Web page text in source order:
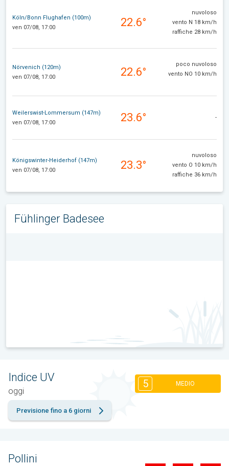
Köln/Bonn Flughafen (100m)
ven 07/08, 17:00
22.6°
nuvoloso
vento N 18 km/h
raffiche 28 km/h
Nörvenich (120m)
ven 07/08, 17:00
22.6°
poco nuvoloso
vento NO 10 km/h
Weilerswist-Lommersum (147m)
ven 07/08, 17:00
23.6° -
Königswinter-Heiderhof (147m)
ven 07/08, 17:00
23.3°
nuvoloso
vento O 10 km/h
raffiche 36 km/h
Fühlinger Badesee
Indice UV
oggi
5 MEDIO
Previsione fino a 6 giorni
Pollini